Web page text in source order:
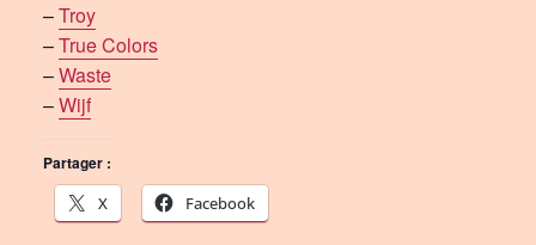
–Troy
–True Colors
–Waste
–Wijf
Partager :
X
Facebook